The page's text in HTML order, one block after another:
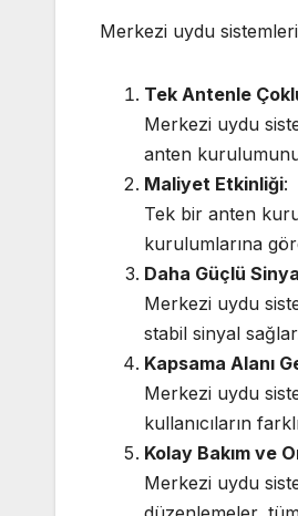
Merkezi uydu
Tek Antenle
Merkezi uydu
anten
Maliyet Etkinliği:
Tek bir anten
kurulumlarına
Daha Güçlü
Merkezi uydu
stabil sinyal
Kapsama Alanı
Merkezi uydu
kullanıcıların
Kolay Bakım ve
Merkezi uydu